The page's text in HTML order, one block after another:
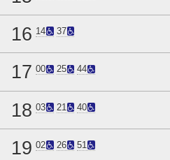
16 14 37
17 00 25 44
18 03 21 40
19 02 26 51